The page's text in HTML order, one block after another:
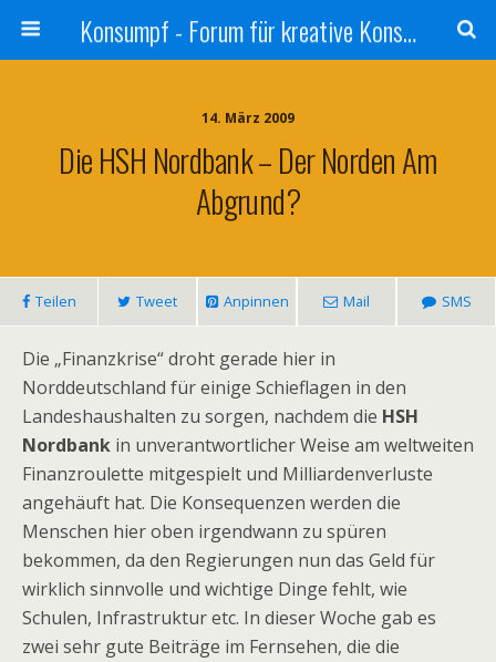
Konsumpf - Forum für kreative Konsumkritik - Culture Jamming, Nachhaltigkeit, Konzernkritik, Adbusting
14. März 2009
Die HSH Nordbank – Der Norden Am
Abgrund?
Teilen Tweet Anpinnen Mail SMS
Die „Finanzkrise“ droht gerade hier in
Norddeutschland für einige Schieflagen in den
Landeshaushalten zu sorgen, nachdem die HSH
Nordbank in unverantwortlicher Weise am weltweiten
Finanzroulette mitgespielt und Milliardenverluste
angehäuft hat. Die Konsequenzen werden die
Menschen hier oben irgendwann zu spüren
bekommen, da den Regierungen nun das Geld für
wirklich sinnvolle und wichtige Dinge fehlt, wie
Schulen, Infrastruktur etc. In dieser Woche gab es
zwei sehr gute Beiträge im Fernsehen, die die